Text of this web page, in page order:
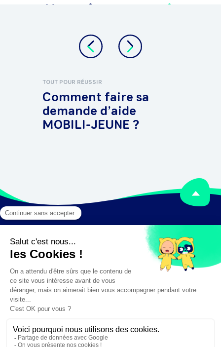
Vous aimerez aussi
TOUT POUR RÉUSSIR
Comment faire sa
demande d’aide
MOBILI-JEUNE ?
Mentions légales